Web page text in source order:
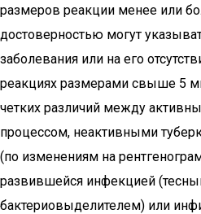
размеров реакции менее или
достоверностью могут
заболевания или на его
реакциях размерами свыше 5
четких различий между
процессом, неактивными
(по изменениям на
развившейся инфекцией
бактериовыделителем) или